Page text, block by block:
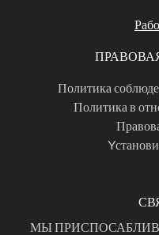
Политика
Политика в
МЫ